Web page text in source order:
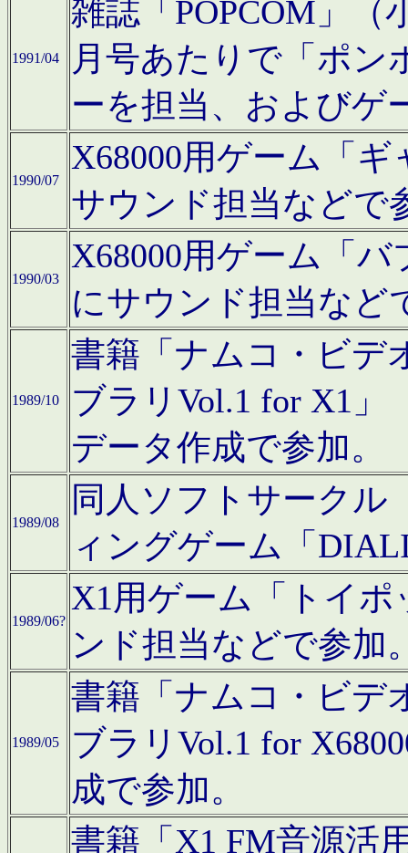
1991/04
雑誌「POPCOM」（
月号あたりで「ポン
ーを担当、およびゲ
1990/07
X68000用ゲーム「
サウンド担当などで
1990/03
X68000用ゲーム「
にサウンド担当など
1989/10
書籍「ナムコ・ビデ
ブラリVol.1 for X1」
データ作成で参加。
1989/08
同人ソフトサークル
ィングゲーム「
1989/06?
X1用ゲーム「トイ
ンド担当などで参加
1989/05
書籍「ナムコ・ビデ
ブラリVol.1 for
成で参加。
書籍「X1 FM音源活